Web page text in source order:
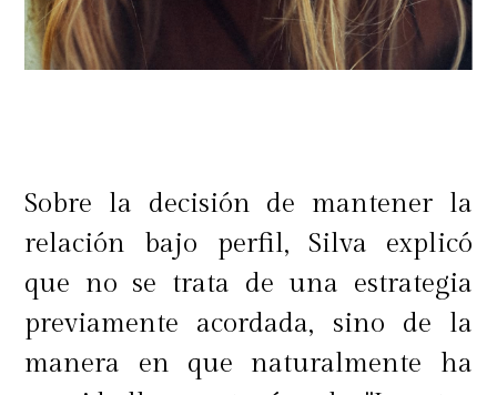
Sobre la decisión de mantener la
relación bajo perfil, Silva explicó
que no se trata de una estrategia
previamente acordada, sino de la
manera en que naturalmente ha